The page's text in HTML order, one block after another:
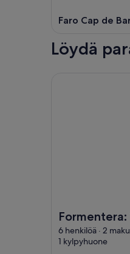
Faro Cap de
Löydä
Formentera:
haven of
the sea
6 henkilöä · 2
1 kylpyhuone